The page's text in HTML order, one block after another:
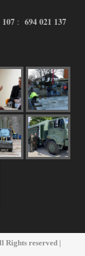
: 694 021 137
Rights reserved |